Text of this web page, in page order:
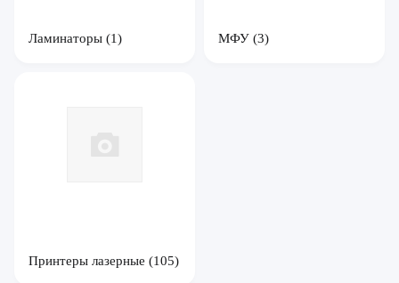
Ламинаторы (1) МФУ (3)
Принтеры лазерные (105)